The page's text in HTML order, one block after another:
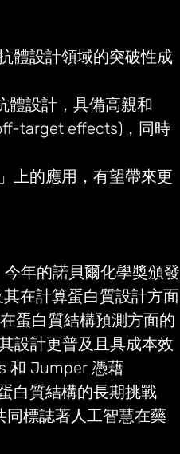
體設計領域的突破性成
體設計，具備高親和
target effects)，同時
上的應用，有望帶來更
年的諾貝爾化學獎頒發
在計算蛋白質設計方面
蛋白質結構預測方面的
設計更普及且具成本效
和 Jumper 憑藉
白質結構的長期挑戰
同標誌著人工智慧在藥